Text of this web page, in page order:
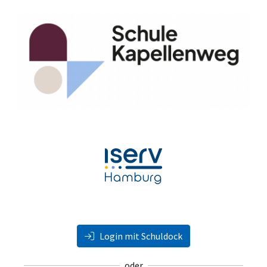
Login mit Schuldock